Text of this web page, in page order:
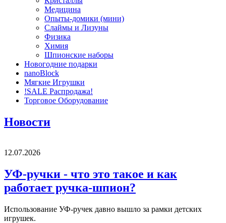
Медицина
Опыты-домики (мини)
Слаймы и Лизуны
Физика
Химия
Шпионские наборы
Новогодние подарки
nanoBlock
Мягкие Игрушки
!SALE Распродажа!
Торговое Оборудование
Новости
12.07.2026
УФ-ручки - что это такое и как
работает ручка-шпион?
Использование УФ-ручек давно вышло за рамки детских
игрушек.